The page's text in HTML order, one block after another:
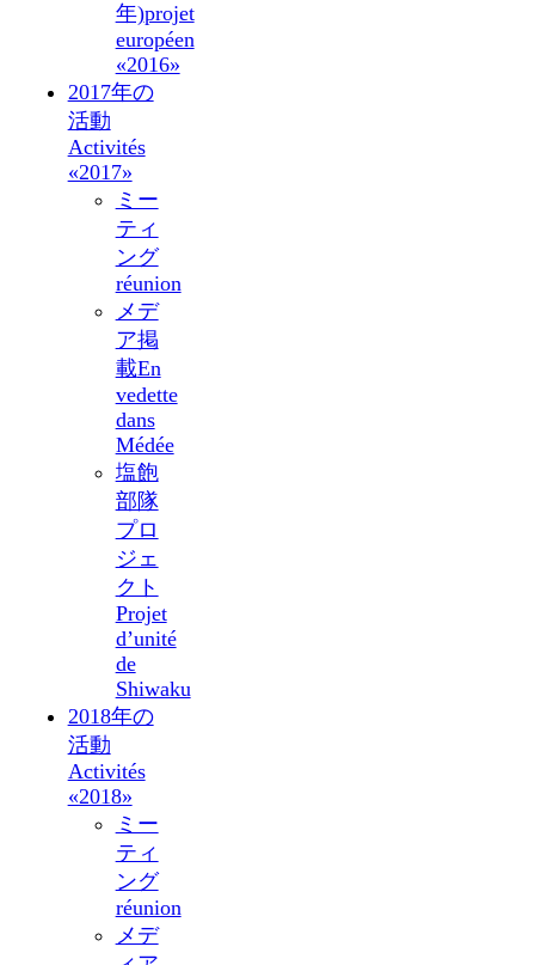
年)projet
européen
«2016»
2017年の
活動
Activités
«2017»
ミー
ティ
ング
réunion
メデ
ア掲
載En
vedette
dans
Médée
塩飽
部隊
プロ
ジェ
クト
Projet
d’unité
de
Shiwaku
2018年の
活動
Activités
«2018»
ミー
ティ
ング
réunion
メデ